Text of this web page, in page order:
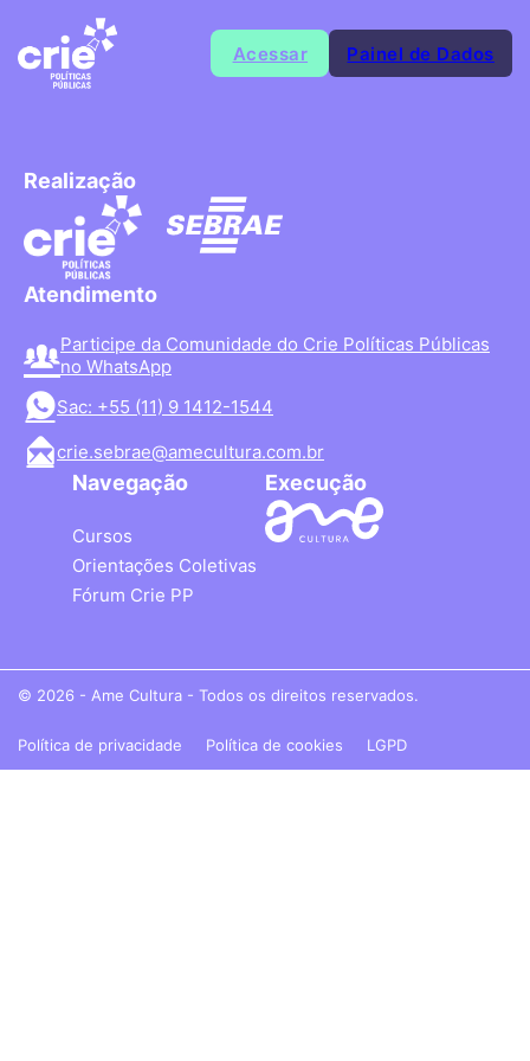
Acessar Painel de Dados
Realização
Atendimento
Participe da Comunidade do Crie Políticas Públicas
no WhatsApp
Sac: +55 (11) 9 1412-1544
crie.sebrae@amecultura.com.br
Navegação
Cursos
Orientações Coletivas
Fórum Crie PP
Execução
© 2026 - Ame Cultura - Todos os direitos reservados.
Política de privacidade Política de cookies LGPD